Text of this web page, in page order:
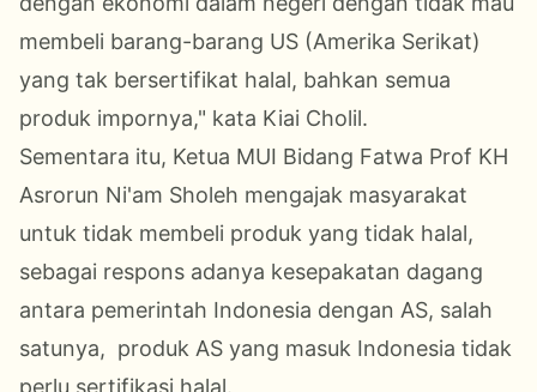
membeli barang-barang US (Amerika Serikat)
yang tak bersertifikat halal, bahkan semua
produk impornya," kata Kiai Cholil.
Sementara itu, Ketua MUI Bidang Fatwa Prof KH
Asrorun Ni'am Sholeh mengajak masyarakat
untuk tidak membeli produk yang tidak halal,
sebagai respons adanya kesepakatan dagang
antara pemerintah Indonesia dengan AS, salah
satunya, produk AS yang masuk Indonesia tidak
perlu sertifikasi halal.